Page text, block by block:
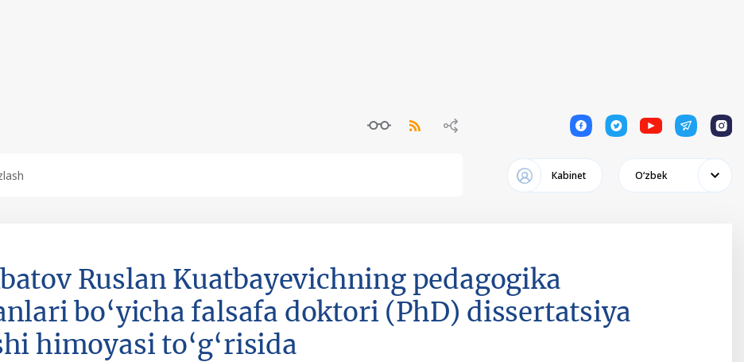
1 1 1 1 1
Кabinet Oʻzbek
Ruslan Kuatbayevichning pedagogika
bo‘yicha falsafa doktori (PhD) dissertatsiya
himoyasi to‘g‘risida